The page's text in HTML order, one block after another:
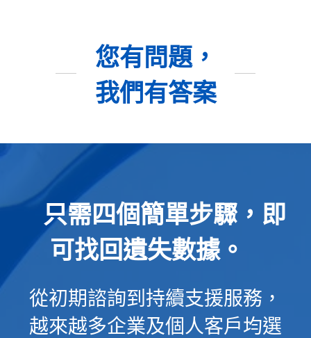
您有問題，
我們有答案
只需四個簡單步驟，即
可找回遺失數據。
從初期諮詢到持續支援服務，
越來越多企業及個人客戶均選